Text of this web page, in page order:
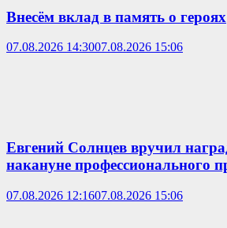
Внесём вклад в память о героях
07.08.2026 14:3007.08.2026 15:06
Евгений Солнцев вручил
накануне профессионального
07.08.2026 12:1607.08.2026 15:06